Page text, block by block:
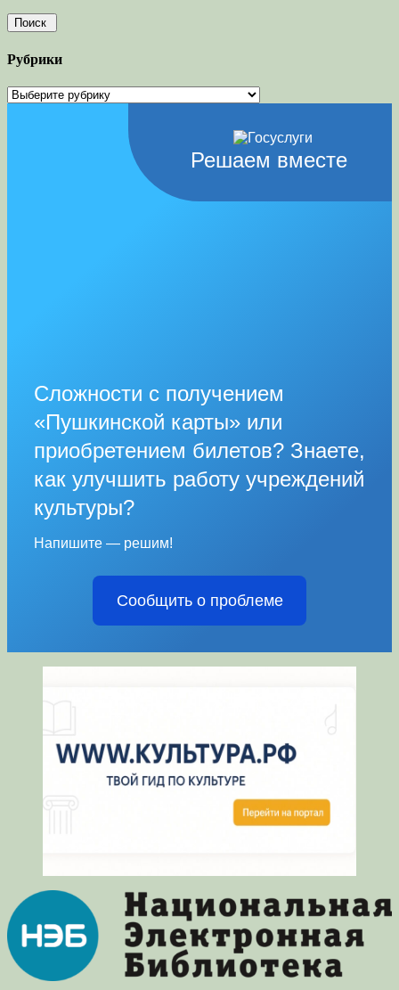
Рубрики
Рубрики
Решаем вместе
Сложности с получением
«Пушкинской карты» или
приобретением билетов? Знаете,
как улучшить работу учреждений
культуры?
Напишите — решим!
Сообщить о проблеме